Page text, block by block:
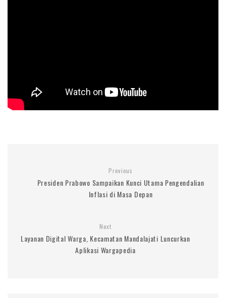
Previous
Presiden Prabowo Sampaikan Kunci Utama Pengendalian
Inflasi di Masa Depan
Next
Layanan Digital Warga, Kecamatan Mandalajati Luncurkan
Aplikasi Wargapedia